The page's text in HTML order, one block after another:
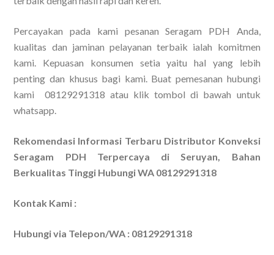
Percayakan pada kami pesanan Seragam PDH Anda,
kualitas dan jaminan pelayanan terbaik ialah komitmen
kami. Kepuasan konsumen setia yaitu hal yang lebih
penting dan khusus bagi kami. Buat pemesanan hubungi
kami 08129291318 atau klik tombol di bawah untuk
whatsapp.
Rekomendasi Informasi Terbaru Distributor Konveksi
Seragam PDH Terpercaya di Seruyan, Bahan
Berkualitas Tinggi Hubungi WA 08129291318
Kontak Kami :
Hubungi via Telepon/WA : 08129291318